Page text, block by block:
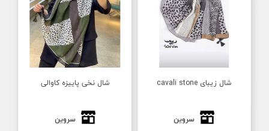
شال زیبای cavali stone
سروین
شال نخی پاییزه کاوالی
سروین